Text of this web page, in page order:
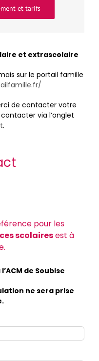
et tarifs
et extrascolaire
sur le portail famille
de contacter votre
via l’onglet
.
pour les
scolairesest à
de Soubise
ne sera prise